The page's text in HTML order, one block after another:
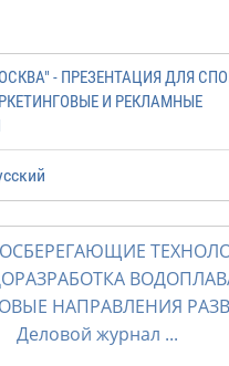
- ПРЕЗЕНТАЦИЯ ДЛЯ
И РЕКЛАМНЫЕ